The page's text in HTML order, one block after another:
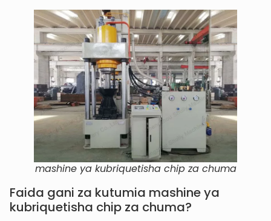
mashine ya kubriquetisha chip za chuma
Faida gani za kutumia mashine ya
kubriquetisha chip za chuma?